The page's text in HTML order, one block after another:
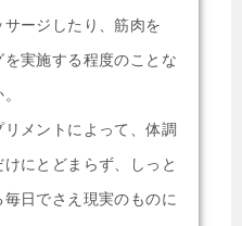
ージしたり、筋肉を
実施する程度のことな
メントによって、体調
にとどまらず、しっと
日でさえ現実のものに